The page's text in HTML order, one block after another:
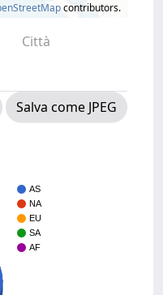
contributors.
Città
Salva come JPEG
AS
NA
EU
SA
AF